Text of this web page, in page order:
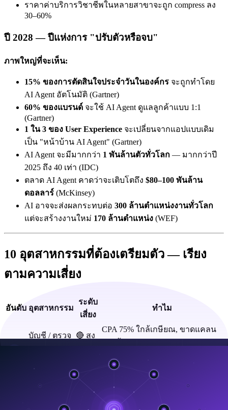
ราคาค่าบริการวิชาชีพในหลายสาขาจะถูก compress ลง
30–60%
ปี 2028 — ปีแห่งการ "ปรับตัวหรือจบ"
ภาพใหญ่ที่จะเห็น:
15% ของการตัดสินใจประจำวันในองค์กร จะถูกทำโดย
AI Agent อัตโนมัติ (Gartner)
60% ของแบรนด์ จะใช้ AI Agent ดูแลลูกค้าแบบ 1:1
(Gartner)
1 ใน 3 ของ User Experience จะเปลี่ยนจากแอปแบบเดิม
เป็น "หน้าบ้าน AI Agent" (Gartner)
AI Agent จะมีมากกว่า 1 พันล้านตัวทั่วโลก — มากกว่าปี
2025 ถึง 40 เท่า (IDC)
ตลาด AI Agent คาดว่าจะเติบโตถึง $80–100 พันล้าน
ดอลลาร์ (McKinsey)
AI อาจจะส่งผลกระทบต่อ 300 ล้านตำแหน่งงานทั่วโลก
แต่จะสร้างงานใหม่ 170 ล้านตำแหน่ง (WEF)
10 อุตสาหกรรมที่ต้องเตรียมตัว — เรียง
ตามความเสี่ยง
อันดับ อุตสาหกรรม
ระดับ
เสี่ยง
ทำไม
1
บัญชี / ตรวจ
🔴 สูง
CPA 75% ใกล้เกษียณ, ขาดแคลน
ประกันภัย
🔴 สูง
มาก
ตลาดกระจาย, ไม่มี incumbent
ครอง, AI ทำ underwriting ได้
Outsource อยู่แล้ว, ICD-10 codes